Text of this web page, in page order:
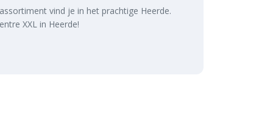
vind je in het prachtige Heerde.
XXL in Heerde!